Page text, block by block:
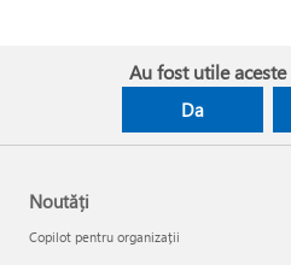
Au fost utile
Da
Noutăți
Copilot pentru organizații